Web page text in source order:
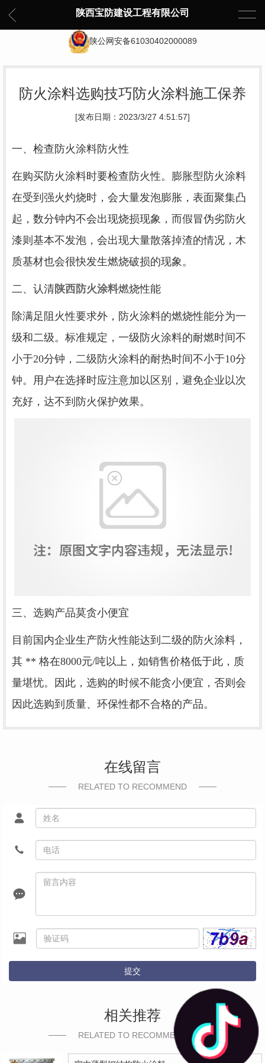
陕西宝防建设工程有限公司
陕公网安备61030402000089
防火涂料选购技巧防火涂料施工保养
[发布日期：2023/3/27 4:51:57]
一、检查防火涂料防火性
在购买防火涂料时要检查防火性。膨胀型防火涂料
在受到强火灼烧时，会大量发泡膨胀，表面聚集凸
起，数分钟内不会出现烧损现象，而假冒伪劣防火
漆则基本不发泡，会出现大量散落掉渣的情况，木
质基材也会很快发生燃烧破损的现象。
二、认清陕西防火涂料燃烧性能
除满足阻火性要求外，防火涂料的燃烧性能分为一
级和二级。标准规定，一级防火涂料的耐燃时间不
小于20分钟，二级防火涂料的耐热时间不小于10分
钟。用户在选择时应注意加以区别，避免企业以次
充好，达不到防火保护效果。
三、选购产品莫贪小便宜
目前国内企业生产防火性能达到二级的防火涂料，
其 ** 格在8000元/吨以上，如销售价格低于此，质
量堪忧。因此，选购的时候不能贪小便宜，否则会
因此选购到质量、环保性都不合格的产品。
在线留言
RELATED TO RECOMMEND
提交
相关推荐
RELATED TO RECOMMEND